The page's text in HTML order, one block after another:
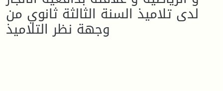
لدى تلاميذ السنة الثالثة ثانوي من
وجهة نظر التلاميذ